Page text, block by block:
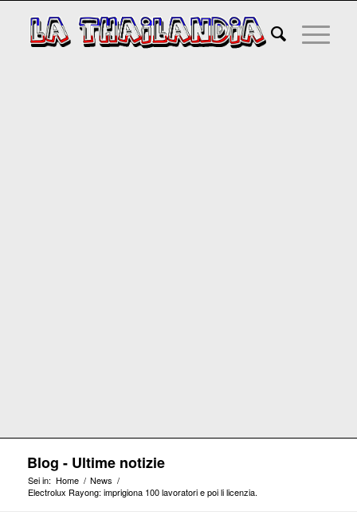
Blog - Ultime notizie
Sei in: Home / News /
Electrolux Rayong: imprigiona 100 lavoratori e poi li licenzia.